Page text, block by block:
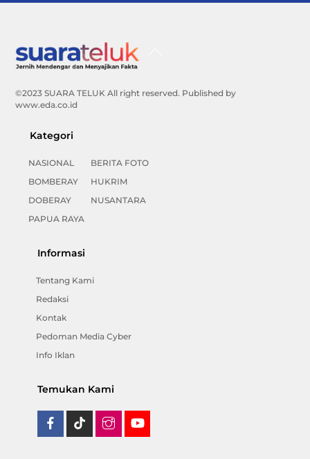
©2023 SUARA TELUK All right reserved. Published by
www.eda.co.id
Kategori
NASIONAL
BOMBERAY
DOBERAY
PAPUA RAYA
BERITA FOTO
HUKRIM
NUSANTARA
Informasi
Tentang Kami
Redaksi
Kontak
Pedoman Media Cyber
Info Iklan
Temukan Kami